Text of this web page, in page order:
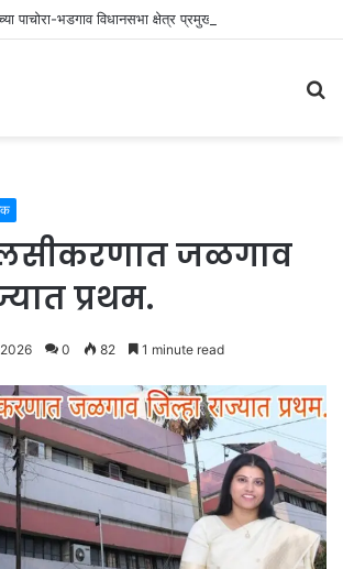
लसीकरणात जळगाव
प्रथम.
0 82 1 minute read